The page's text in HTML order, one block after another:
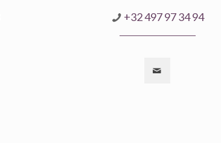
+32 497 97 34 94